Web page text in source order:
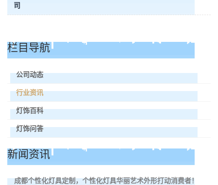
司
栏目导航
公司动态
行业资讯
灯饰百科
灯饰问答
新闻资讯
成都个性化灯具定制，个性化灯具华丽艺术外形打动消费者！